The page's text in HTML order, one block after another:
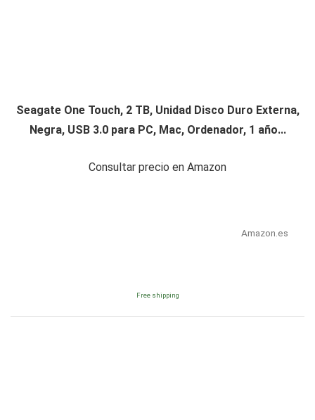
Seagate One Touch, 2 TB, Unidad Disco Duro Externa,
Negra, USB 3.0 para PC, Mac, Ordenador, 1 año...
Consultar precio en Amazon
Amazon.es
Free shipping